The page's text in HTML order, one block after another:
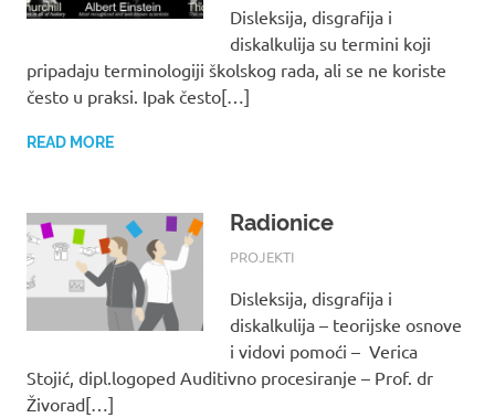
Disleksija, disgrafija i
diskalkulija su termini koji
pripadaju terminologiji školskog rada, ali se ne koriste
često u praksi. Ipak često[…]
READ MORE
Radionice
16/08/2017
ROOT
PROJEKTI
Disleksija, disgrafija i
diskalkulija – teorijske osnove
i vidovi pomoći – Verica
Stojić, dipl.logoped Auditivno procesiranje – Prof. dr
Živorad[…]